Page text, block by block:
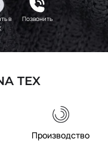
в
Позвонить
TEX
Производство